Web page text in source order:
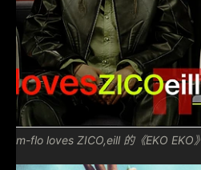
m-flo loves ZICO,eill 的《EKO EKO》